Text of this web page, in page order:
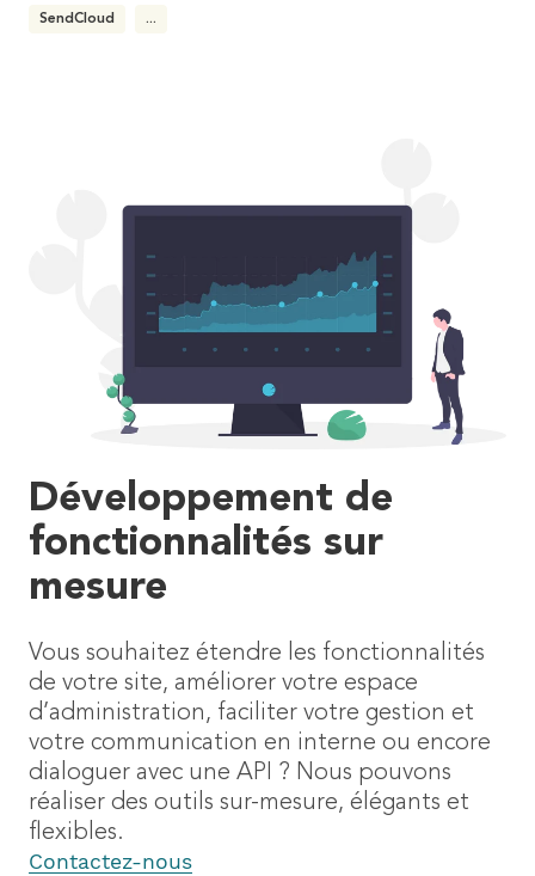
SendCloud ...
Développement de
fonctionnalités sur
mesure
Vous souhaitez étendre les fonctionnalités
de votre site, améliorer votre espace
d’administration, faciliter votre gestion et
votre communication en interne ou encore
dialoguer avec une API ? Nous pouvons
réaliser des outils sur-mesure, élégants et
flexibles.
Contactez-nous